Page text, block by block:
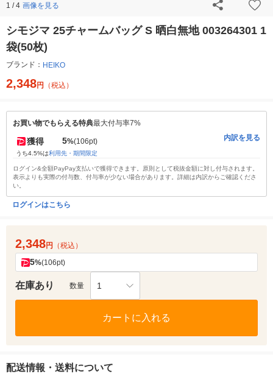
1 / 4 画像を見る
シモジマ 25チャームバッグ S 晒白無地 003264301 1
袋(50枚)
ブランド： HEIKO
2,348円 （税込）
お買い物でもらえる特典最大付与率7%
獲得 5%(106pt)
うち4.5%は利用先・期間限定
内訳を見る
ログイン&全額PayPay支払いで獲得できます。原則として税抜金額に対し付与されます。
表示よりも実際の付与数、付与率が少ない場合があります。詳細は内訳からご確認くださ
い。
ログインはこちら
2,348円 （税込）
5%(106pt)
在庫あり 数量 1
カートに入れる
配送情報・送料について